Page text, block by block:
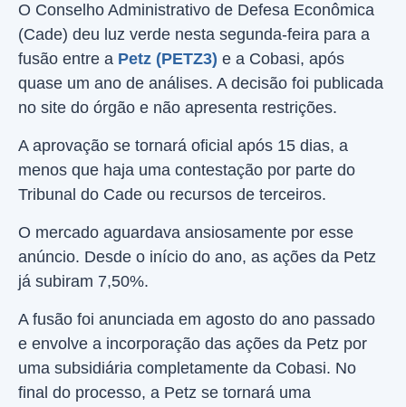
O Conselho Administrativo de Defesa Econômica
(Cade) deu luz verde nesta segunda-feira para a
fusão entre a Petz (PETZ3) e a Cobasi, após
quase um ano de análises. A decisão foi publicada
no site do órgão e não apresenta restrições.
A aprovação se tornará oficial após 15 dias, a
menos que haja uma contestação por parte do
Tribunal do Cade ou recursos de terceiros.
O mercado aguardava ansiosamente por esse
anúncio. Desde o início do ano, as ações da Petz
já subiram 7,50%.
A fusão foi anunciada em agosto do ano passado
e envolve a incorporação das ações da Petz por
uma subsidiária completamente da Cobasi. No
final do processo, a Petz se tornará uma